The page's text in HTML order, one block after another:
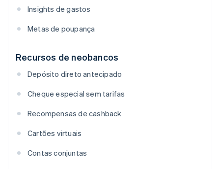
Insights de gastos
Metas de poupança
Recursos de neobancos
Depósito direto antecipado
Cheque especial sem tarifas
Recompensas de cashback
Cartões virtuais
Contas conjuntas